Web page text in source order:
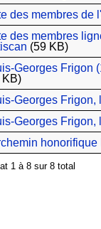
des membres de
des membres
(59 KB)
Georges Frigon
KB)
Georges Frigon,
Georges Frigon,
1 à 8 sur 8 total